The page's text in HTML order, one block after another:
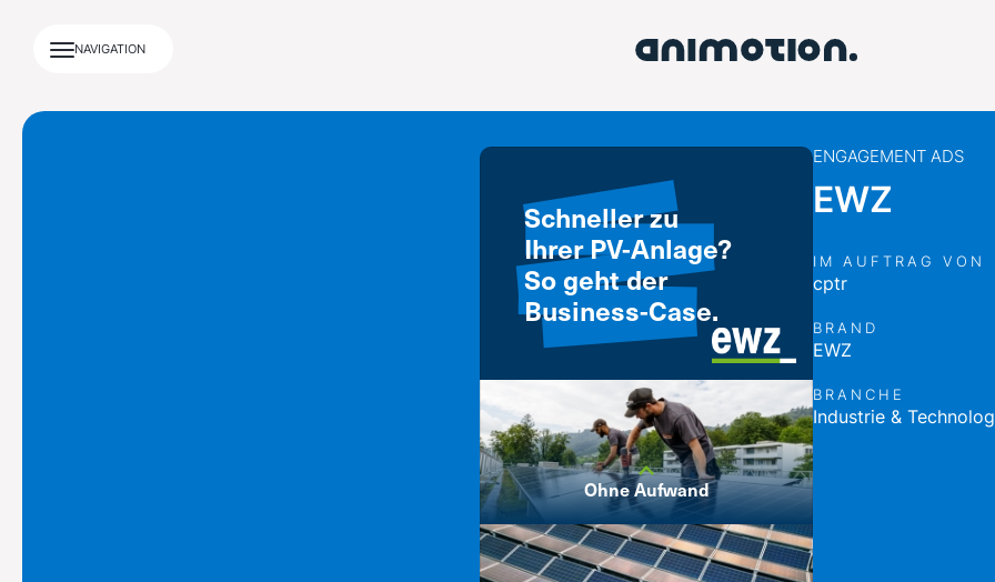
NAVIGATION
ENGAGEMENT ADS
EWZ
IM AUFTRAG VON
cptr
BRAND
EWZ
BRANCHE
Industrie &